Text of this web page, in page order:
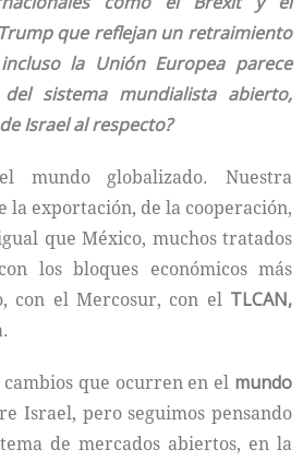
que reflejan un retraimiento
la Unión Europea parece
sistema mundialista abierto,
Israel al respecto?
mundo globalizado. Nuestra
la exportación, de la cooperación,
que México, muchos tratados
los bloques económicos más
con el Mercosur, con el TLCAN,
que ocurren en el mundo
Israel, pero seguimos pensando
de mercados abiertos, en la